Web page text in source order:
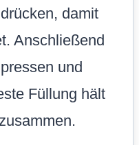
damit
Anschließend
und
Füllung hält